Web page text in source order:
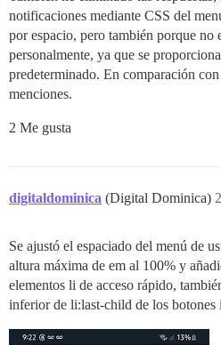
notificaciones mediante CSS del
por espacio, pero también porque no
personalmente, ya que se
predeterminado. En comparación
menciones.
2 Me gusta
digitaldominica (Digital Dominica) 2
Se ajustó el espaciado del menú de
altura máxima de em al 100% y
elementos li de acceso rápido,
inferior de li:last-child de los botones